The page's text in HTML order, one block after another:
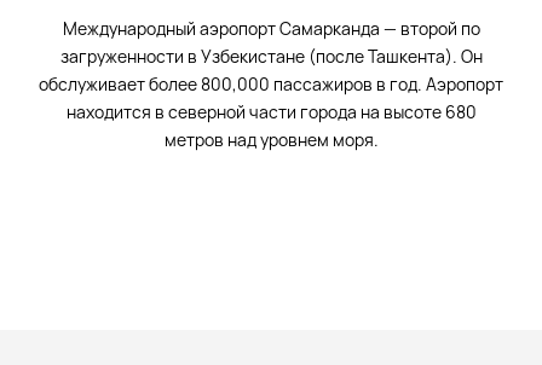
Международный аэропорт Самарканда — второй по
загруженности в Узбекистане (после Ташкента). Он
обслуживает более 800,000 пассажиров в год. Аэропорт
находится в северной части города на высоте 680
метров над уровнем моря.